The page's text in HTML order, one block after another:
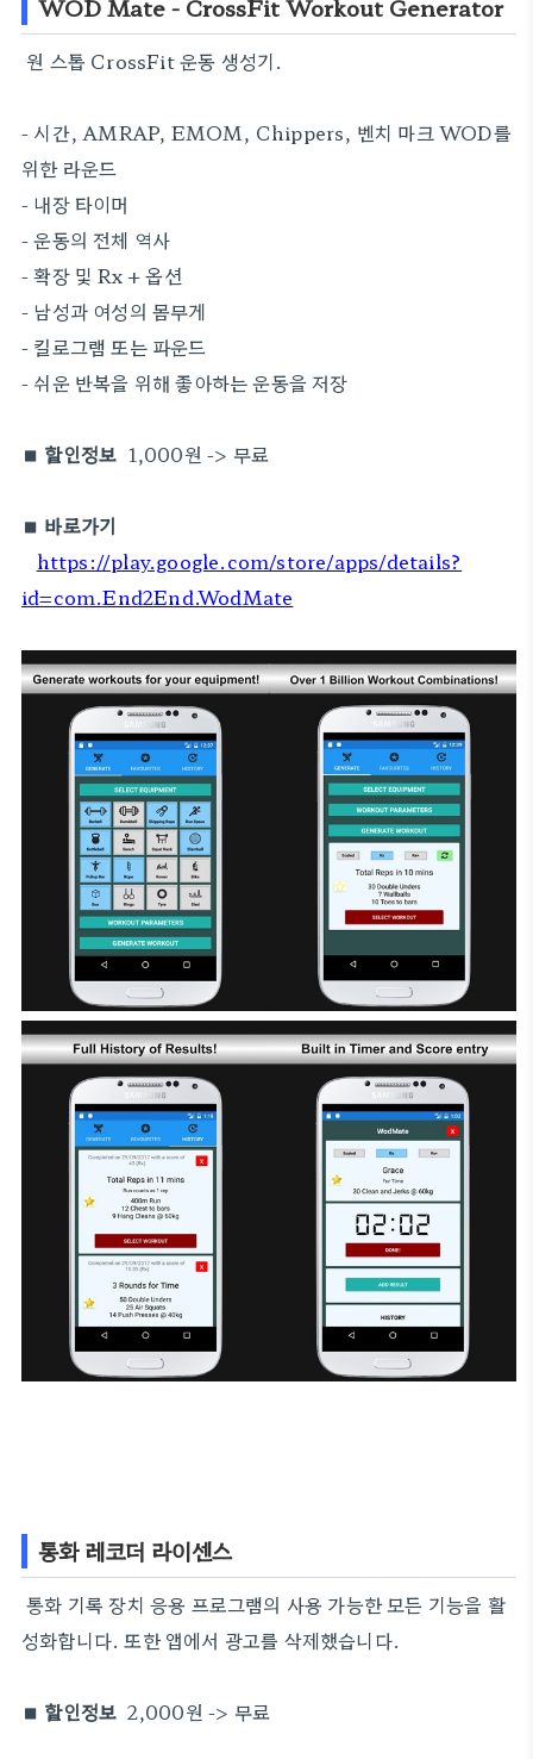
원 스톱 CrossFit 운동 생성기.
- 시간, AMRAP, EMOM, Chippers, 벤치 마크 WOD를
위한 라운드
- 내장 타이머
- 운동의 전체 역사
- 확장 및 Rx + 옵션
- 남성과 여성의 몸무게
- 킬로그램 또는 파운드
- 쉬운 반복을 위해 좋아하는 운동을 저장
■ 할인정보 1,000원 -> 무료
■ 바로가기
https://play.google.com/store/apps/details?
id=com.End2End.WodMate
통화 레코더 라이센스
통화 기록 장치 응용 프로그램의 사용 가능한 모든 기능을 활
성화합니다. 또한 앱에서 광고를 삭제했습니다.
■ 할인정보 2,000원 -> 무료